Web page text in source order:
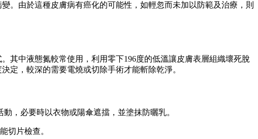
。由於這種皮膚病有癌化的可能性，如輕忽而未加以防範及治療，則
其中液態氮較常使用，利用零下196度的低溫讓皮膚表層組織壞死脫
定，較深的需要電燒或切除手術才能斬除乾淨。
，必要時以衣物或陽傘遮擋，並塗抹防曬乳。
切片檢查。